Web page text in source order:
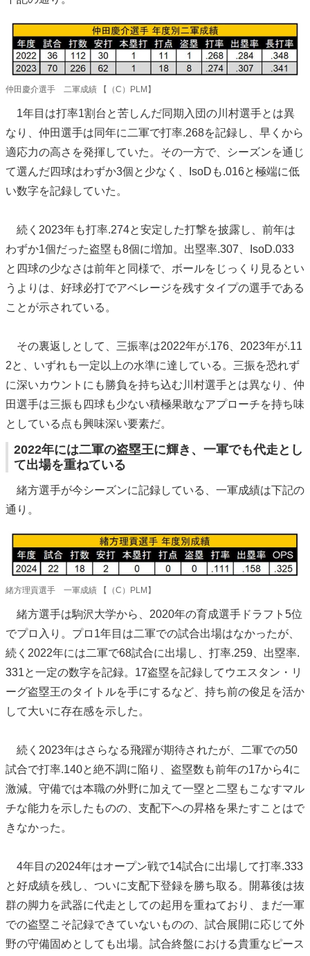
仲田慶介選手 二軍成績 【（C）PLM】
1年目は打率1割台と苦しんだ同期入団の川村選手とは異
なり、仲田選手は同年に二軍で打率.268を記録し、早くから
適応力の高さを発揮していた。その一方で、シーズンを通じ
て選んだ四球はわずか3個と少なく、IsoDも.016と極端に低
い数字を記録していた。
続く2023年も打率.274と安定した打撃を披露し、前年は
わずか1個だった盗塁も8個に増加。出塁率.307、IsoD.033
と四球の少なさは前年と同様で、ボールをじっくり見るとい
うよりは、好球必打でアベレージを残すタイプの選手である
ことが示されている。
その裏返しとして、三振率は2022年が.176、2023年が.11
2と、いずれも一定以上の水準に達している。三振を恐れず
に深いカウントにも勝負を持ち込む川村選手とは異なり、仲
田選手は三振も四球も少ない積極果敢なアプローチを持ち味
としている点も興味深い要素だ。
2022年には二軍の盗塁王に輝き、一軍でも代走とし
て出場を重ねている
緒方選手が今シーズンに記録している、一軍成績は下記の
通り。
緒方理貢選手 一軍成績 【（C）PLM】
緒方選手は駒沢大学から、2020年の育成選手ドラフト5位
でプロ入り。プロ1年目は二軍での試合出場はなかったが、
続く2022年には二軍で68試合に出場し、打率.259、出塁率.
331と一定の数字を記録。17盗塁を記録してウエスタン・リ
ーグ盗塁王のタイトルを手にするなど、持ち前の俊足を活か
して大いに存在感を示した。
続く2023年はさらなる飛躍が期待されたが、二軍での50
試合で打率.140と絶不調に陥り、盗塁数も前年の17から4に
激減。守備では本職の外野に加えて一塁と二塁もこなすマル
チな能力を示したものの、支配下への昇格を果たすことはで
きなかった。
4年目の2024年はオープン戦で14試合に出場して打率.333
と好成績を残し、ついに支配下登録を勝ち取る。開幕後は抜
群の脚力を武器に代走としての起用を重ねており、まだ一軍
での盗塁こそ記録できていないものの、試合展開に応じて外
野の守備固めとしても出場。試合終盤における貴重なピース